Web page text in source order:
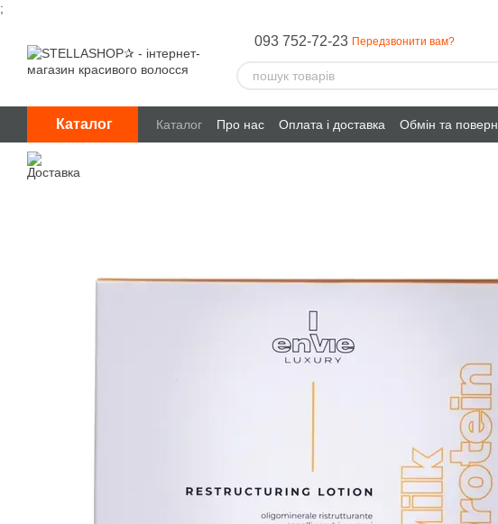
;
093 752-72-23 Передзвонити вам?
Каталог Каталог Про нас Оплата і доставка Обмін та